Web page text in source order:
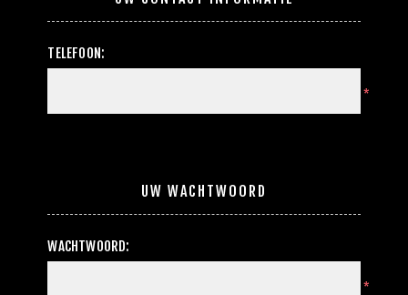
TELEFOON:
*
UW WACHTWOORD
WACHTWOORD:
*